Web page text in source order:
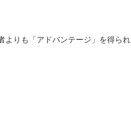
よりも「アドバンテージ」を得られ